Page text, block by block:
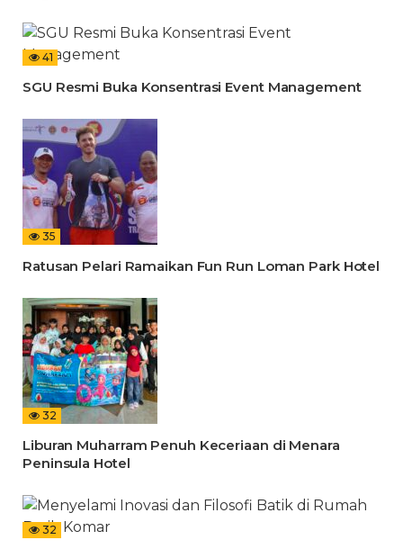
41
SGU Resmi Buka Konsentrasi Event Management
35
Ratusan Pelari Ramaikan Fun Run Loman Park Hotel
32
Liburan Muharram Penuh Keceriaan di Menara
Peninsula Hotel
32